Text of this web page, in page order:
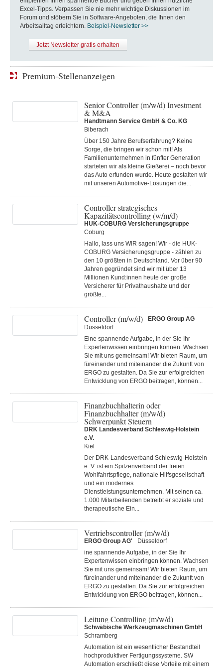
Excel-Tipps. Verpassen Sie nie mehr wichtige Diskussionen im
Forum und stöbern Sie in Software-Angeboten, die Ihnen den
Arbeitsalltag erleichtern. Beispiel-Newsletter >>
Jetzt Newsletter gratis erhalten
Premium-Stellenanzeigen
Senior Controller (m/w/d) Investment
& M&A
Handtmann Service GmbH & Co. KG
Biberach
Über 150 Jahre Berufserfahrung? Keine
Sorge, die bringen wir schon mit! Als
Familienunternehmen in fünfter Generation
starteten wir als kleine Gießerei – noch bevor
das Auto erfunden wurde. Heute gestalten wir
mit unseren Automotive-Lösungen die...
Controller strategisches
Kapazitätscontrolling (w/m/d)
HUK-COBURG Versicherungsgruppe
Coburg
Hallo, lass uns WIR sagen! Wir - die HUK-
COBURG Versicherungsgruppe - zählen zu
den 10 größten in Deutschland. Vor über 90
Jahren gegründet sind wir mit über 13
Millionen Kund:innen heute der große
Versicherer für Privathaushalte und der
größte...
Controller (m/w/d)
ERGO Group AG
Düsseldorf
Eine spannende Aufgabe, in der Sie Ihr
Expertenwissen einbringen können. Wachsen
Sie mit uns gemeinsam! Wir bieten Raum, um
füreinander und miteinander die Zukunft von
ERGO zu gestalten. Da Sie zur erfolgreichen
Entwicklung von ERGO beitragen, können...
Finanzbuchhalterin oder
Finanzbuchhalter (m/w/d)
Schwerpunkt Steuern
DRK Landesverband Schleswig-Holstein
e.V.
Kiel
Der DRK-Landesverband Schleswig-Holstein
e. V. ist ein Spitzenverband der freien
Wohlfahrtspflege, nationale Hilfsgesellschaft
und ein modernes
Dienstleistungsunternehmen. Mit seinen ca.
1.000 Mitarbeitenden betreibt er soziale und
therapeutische Ein...
Vertriebscontroller (m/w/d)
ERGO Group AG'
Düsseldorf
ine spannende Aufgabe, in der Sie Ihr
Expertenwissen einbringen können. Wachsen
Sie mit uns gemeinsam! Wir bieten Raum, um
füreinander und miteinander die Zukunft von
ERGO zu gestalten. Da Sie zur erfolgreichen
Entwicklung von ERGO beitragen, können...
Leitung Controlling (m/w/d)
Schwäbische Werkzeugmaschinen GmbH
Schramberg
Automation ist ein wesentlicher Bestandteil
hochproduktiver Fertigungssysteme. SW
Automation erschließt diese Vorteile mit einem